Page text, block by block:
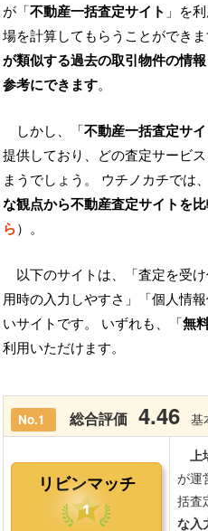
が「不動産一括査定サイト 」を
場を計算してもらうことができま
が類似する過去の取引物件の情
参考にできます。
しかし、「不動産一括査定サイ
提供しており、どの査定サービ
まうでしょう。 ウチノカチでは、
な観点から不動産査定サイトを
ら）。
以下のサイトは、「査定を受
用時の入力しやすさ」「個人情
いサイトです。 いずれも、「無
利用いただけます。